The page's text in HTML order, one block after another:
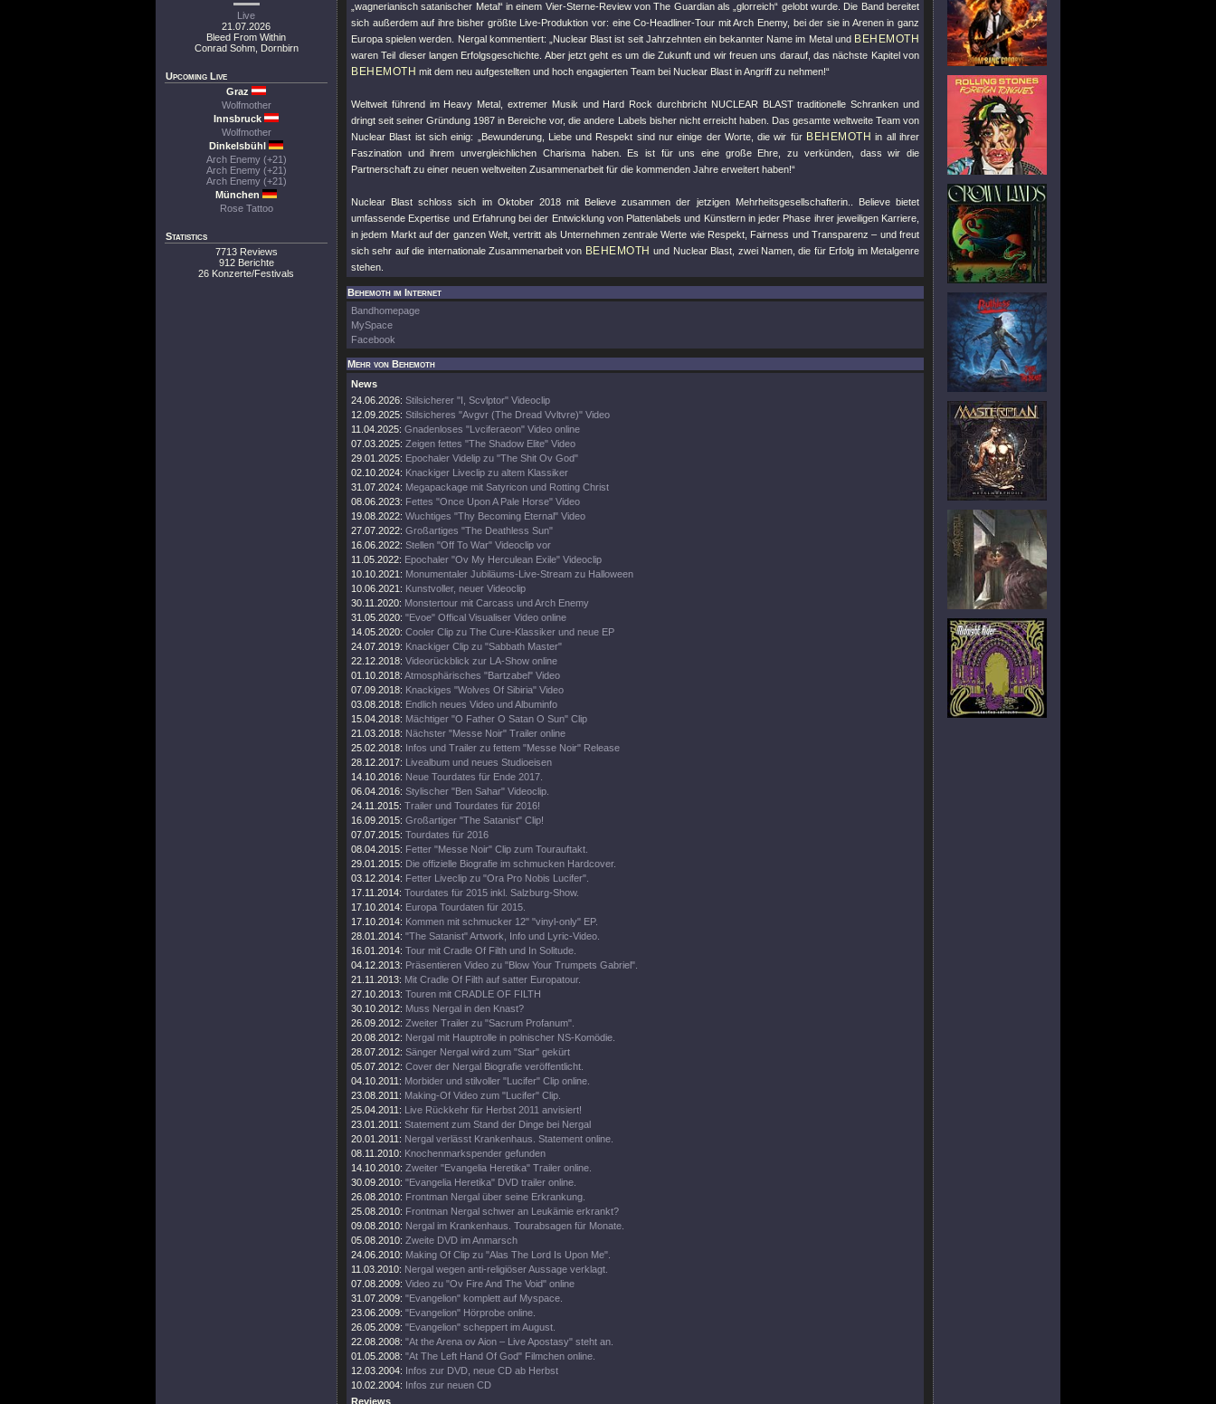
Live
21.07.2026
Bleed From Within
Conrad Sohm, Dornbirn
Upcoming Live
Graz
Wolfmother
Innsbruck
Wolfmother
Dinkelsbühl
Arch Enemy (+21)
Arch Enemy (+21)
Arch Enemy (+21)
München
Rose Tattoo
Statistics
7713 Reviews
912 Berichte
26 Konzerte/Festivals
„wagnerianisch satanischer Metal“ in einem Vier-Sterne-Review von The Guardian als „glorreich“ gelobt wurde. Die Band bereitet
sich außerdem auf ihre bisher größte Live-Produktion vor: eine Co-Headliner-Tour mit Arch Enemy, bei der sie in Arenen in ganz
Europa spielen werden. Nergal kommentiert: „Nuclear Blast ist seit Jahrzehnten ein bekannter Name im Metal und BEHEMOTH
waren Teil dieser langen Erfolgsgeschichte. Aber jetzt geht es um die Zukunft und wir freuen uns darauf, das nächste Kapitel von
BEHEMOTH mit dem neu aufgestellten und hoch engagierten Team bei Nuclear Blast in Angriff zu nehmen!“
Weltweit führend im Heavy Metal, extremer Musik und Hard Rock durchbricht NUCLEAR BLAST traditionelle Schranken und
dringt seit seiner Gründung 1987 in Bereiche vor, die andere Labels bisher nicht erreicht haben. Das gesamte weltweite Team von
Nuclear Blast ist sich einig: „Bewunderung, Liebe und Respekt sind nur einige der Worte, die wir für BEHEMOTH in all ihrer
Faszination und ihrem unvergleichlichen Charisma haben. Es ist für uns eine große Ehre, zu verkünden, dass wir die
Partnerschaft zu einer neuen weltweiten Zusammenarbeit für die kommenden Jahre erweitert haben!“
Nuclear Blast schloss sich im Oktober 2018 mit Believe zusammen der jetzigen Mehrheitsgesellschafterin.. Believe bietet
umfassende Expertise und Erfahrung bei der Entwicklung von Plattenlabels und Künstlern in jeder Phase ihrer jeweiligen Karriere,
in jedem Markt auf der ganzen Welt, vertritt als Unternehmen zentrale Werte wie Respekt, Fairness und Transparenz – und freut
sich sehr auf die internationale Zusammenarbeit von BEHEMOTH und Nuclear Blast, zwei Namen, die für Erfolg im Metalgenre
stehen.
Behemoth im Internet
Bandhomepage
MySpace
Facebook
Mehr von Behemoth
News
24.06.2026: Stilsicherer "I, Scvlptor" Videoclip
12.09.2025: Stilsicheres "Avgvr (The Dread Vvltvre)" Video
11.04.2025: Gnadenloses "Lvciferaeon" Video online
07.03.2025: Zeigen fettes "The Shadow Elite" Video
29.01.2025: Epochaler Videlip zu "The Shit Ov God"
02.10.2024: Knackiger Liveclip zu altem Klassiker
31.07.2024: Megapackage mit Satyricon und Rotting Christ
08.06.2023: Fettes "Once Upon A Pale Horse" Video
19.08.2022: Wuchtiges "Thy Becoming Eternal" Video
27.07.2022: Großartiges "The Deathless Sun"
16.06.2022: Stellen "Off To War" Videoclip vor
11.05.2022: Epochaler "Ov My Herculean Exile" Videoclip
10.10.2021: Monumentaler Jubiläums-Live-Stream zu Halloween
10.06.2021: Kunstvoller, neuer Videoclip
30.11.2020: Monstertour mit Carcass und Arch Enemy
31.05.2020: "Evoe" Offical Visualiser Video online
14.05.2020: Cooler Clip zu The Cure-Klassiker und neue EP
24.07.2019: Knackiger Clip zu "Sabbath Master"
22.12.2018: Videorückblick zur LA-Show online
01.10.2018: Atmosphärisches "Bartzabel" Video
07.09.2018: Knackiges "Wolves Of Sibiria" Video
03.08.2018: Endlich neues Video und Albuminfo
15.04.2018: Mächtiger "O Father O Satan O Sun" Clip
21.03.2018: Nächster "Messe Noir" Trailer online
25.02.2018: Infos und Trailer zu fettem "Messe Noir" Release
28.12.2017: Livealbum und neues Studioeisen
14.10.2016: Neue Tourdates für Ende 2017.
06.04.2016: Stylischer "Ben Sahar" Videoclip.
24.11.2015: Trailer und Tourdates für 2016!
16.09.2015: Großartiger "The Satanist" Clip!
07.07.2015: Tourdates für 2016
08.04.2015: Fetter "Messe Noir" Clip zum Tourauftakt.
29.01.2015: Die offizielle Biografie im schmucken Hardcover.
03.12.2014: Fetter Liveclip zu "Ora Pro Nobis Lucifer".
17.11.2014: Tourdates für 2015 inkl. Salzburg-Show.
17.10.2014: Europa Tourdaten für 2015.
17.10.2014: Kommen mit schmucker 12" "vinyl-only" EP.
28.01.2014: "The Satanist" Artwork, Info und Lyric-Video.
16.01.2014: Tour mit Cradle Of Filth und In Solitude.
04.12.2013: Präsentieren Video zu "Blow Your Trumpets Gabriel".
21.11.2013: Mit Cradle Of Filth auf satter Europatour.
27.10.2013: Touren mit CRADLE OF FILTH
30.10.2012: Muss Nergal in den Knast?
26.09.2012: Zweiter Trailer zu "Sacrum Profanum".
20.08.2012: Nergal mit Hauptrolle in polnischer NS-Komödie.
28.07.2012: Sänger Nergal wird zum "Star" gekürt
05.07.2012: Cover der Nergal Biografie veröffentlicht.
04.10.2011: Morbider und stilvoller "Lucifer" Clip online.
23.08.2011: Making-Of Video zum "Lucifer" Clip.
25.04.2011: Live Rückkehr für Herbst 2011 anvisiert!
23.01.2011: Statement zum Stand der Dinge bei Nergal
20.01.2011: Nergal verlässt Krankenhaus. Statement online.
08.11.2010: Knochenmarkspender gefunden
14.10.2010: Zweiter "Evangelia Heretika" Trailer online.
30.09.2010: "Evangelia Heretika" DVD trailer online.
26.08.2010: Frontman Nergal über seine Erkrankung.
25.08.2010: Frontman Nergal schwer an Leukämie erkrankt?
09.08.2010: Nergal im Krankenhaus. Tourabsagen für Monate.
05.08.2010: Zweite DVD im Anmarsch
24.06.2010: Making Of Clip zu "Alas The Lord Is Upon Me".
11.03.2010: Nergal wegen anti-religiöser Aussage verklagt.
07.08.2009: Video zu "Ov Fire And The Void" online
31.07.2009: "Evangelion" komplett auf Myspace.
23.06.2009: "Evangelion" Hörprobe online.
26.05.2009: "Evangelion" scheppert im August.
22.08.2008: "At the Arena ov Aion – Live Apostasy" steht an.
01.05.2008: "At The Left Hand Of God" Filmchen online.
12.03.2004: Infos zur DVD, neue CD ab Herbst
10.02.2004: Infos zur neuen CD
Reviews